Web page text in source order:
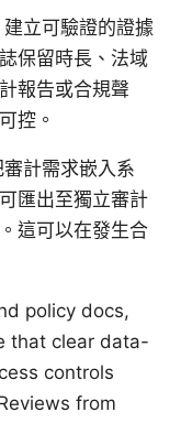
立可驗證的證據
保留時長、法域
報告或合規聲
控。
計需求嵌入系
匯出至獨立審計
這可以在發生合
policy docs,
that clear data-
controls
from